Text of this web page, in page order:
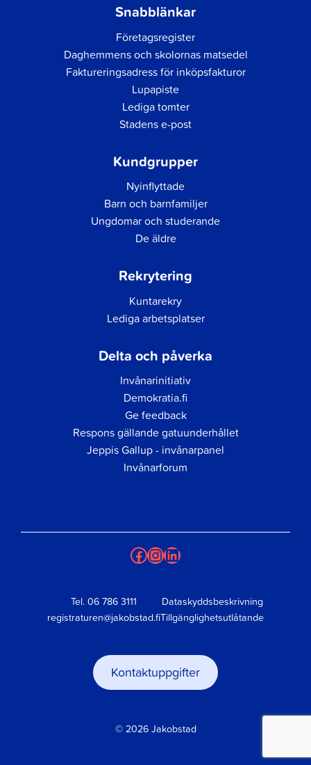
Snabblänkar
Företagsregister
Daghemmens och skolornas matsedel
Faktureringsadress för inköpsfakturor
Lupapiste
Lediga tomter
Stadens e-post
Kundgrupper
Nyinflyttade
Barn och barnfamiljer
Ungdomar och studerande
De äldre
Rekrytering
Kuntarekry
Lediga arbetsplatser
Delta och påverka
Invånarinitiativ
Demokratia.fi
Ge feedback
Respons gällande gatuunderhållet
Jeppis Gallup - invånarpanel
Invånarforum
Facebook
Instagram
LinkedIn
Tel. 06 786 3111
registraturen@jakobstad.fi
Dataskyddsbeskrivning
Tillgänglighetsutlåtande
Kontaktuppgifter
© 2026 Jakobstad